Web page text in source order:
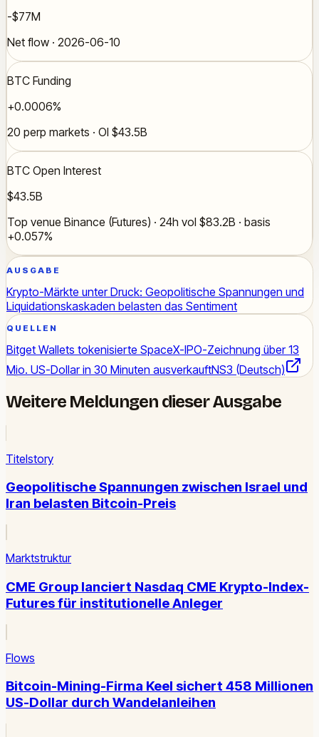
-$77M
Net flow · 2026-06-10
BTC Funding
+0.0006%
20 perp markets · OI $43.5B
BTC Open Interest
$43.5B
Top venue Binance (Futures) · 24h vol $83.2B · basis
+0.057%
AUSGABE
Krypto-Märkte unter Druck: Geopolitische Spannungen und
Liquidationskaskaden belasten das Sentiment
QUELLEN
Bitget Wallets tokenisierte SpaceX-IPO-Zeichnung über 13
Mio. US-Dollar in 30 Minuten ausverkauftNS3 (Deutsch)
Weitere Meldungen dieser Ausgabe
Titelstory
Geopolitische Spannungen zwischen Israel und
Iran belasten Bitcoin-Preis
Marktstruktur
CME Group lanciert Nasdaq CME Krypto-Index-
Futures für institutionelle Anleger
Flows
Bitcoin-Mining-Firma Keel sichert 458 Millionen
US-Dollar durch Wandelanleihen